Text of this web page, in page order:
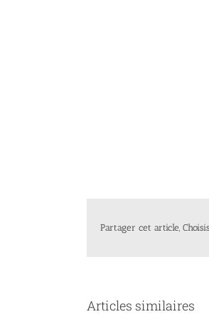
Partager cet article,
Articles similaires